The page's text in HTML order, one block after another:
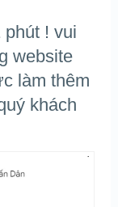
phút ! vui
website
làm thêm
khách